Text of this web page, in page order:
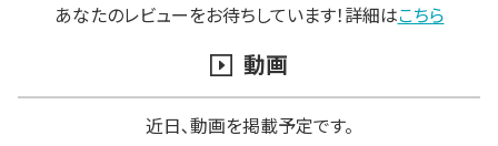
あなたのレビューをお待ちしています！詳細はこちら
動画
近日､動画を掲載予定です。